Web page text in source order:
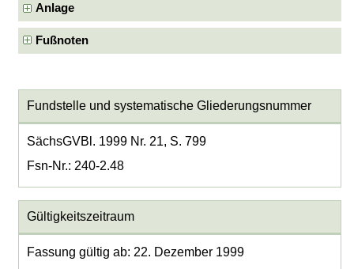
Anlage
Fußnoten
Fundstelle und systematische Gliederungsnummer
SächsGVBl. 1999 Nr. 21, S. 799
Fsn-Nr.: 240-2.48
Gültigkeitszeitraum
Fassung gültig ab: 22. Dezember 1999